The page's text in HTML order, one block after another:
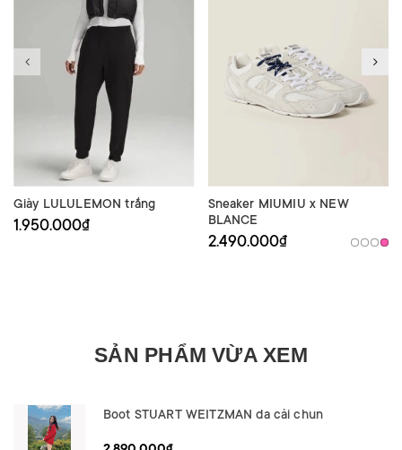
Giày LULULEMON trắng
1.950.000₫
Sneaker MIUMIU x NEW
BLANCE
2.490.000₫
SẢN PHẨM VỪA XEM
Boot STUART WEITZMAN da cải chun